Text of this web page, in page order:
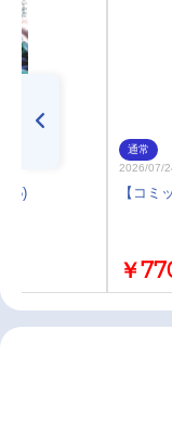
通常
2026/07/
【コミ
￥